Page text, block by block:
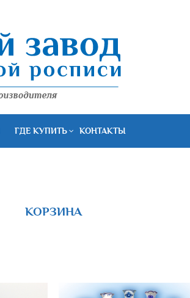
ГДЕ КУПИТЬ КОНТАКТЫ
КОРЗИНА